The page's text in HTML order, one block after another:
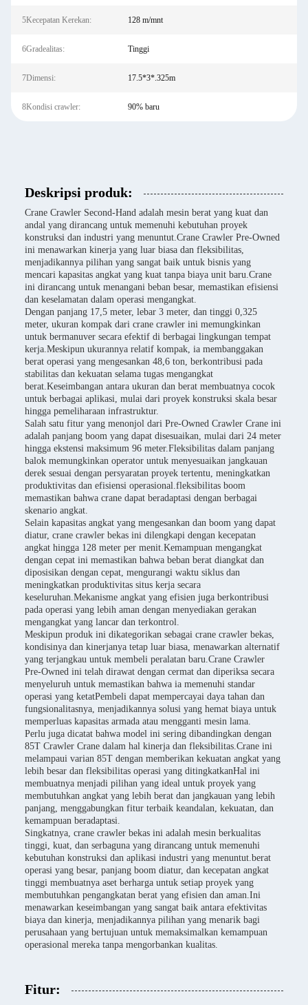
5Kecepatan Kerekan: 128 m/mnt
6Gradealitas: Tinggi
7Dimensi: 17.5*3*.325m
8Kondisi crawler: 90% baru
Deskripsi produk:
Crane Crawler Second-Hand adalah mesin berat yang kuat dan
andal yang dirancang untuk memenuhi kebutuhan proyek
konstruksi dan industri yang menuntut.Crane Crawler Pre-Owned
ini menawarkan kinerja yang luar biasa dan fleksibilitas,
menjadikannya pilihan yang sangat baik untuk bisnis yang
mencari kapasitas angkat yang kuat tanpa biaya unit baru.Crane
ini dirancang untuk menangani beban besar, memastikan efisiensi
dan keselamatan dalam operasi mengangkat.
Dengan panjang 17,5 meter, lebar 3 meter, dan tinggi 0,325
meter, ukuran kompak dari crane crawler ini memungkinkan
untuk bermanuver secara efektif di berbagai lingkungan tempat
kerja.Meskipun ukurannya relatif kompak, ia membanggakan
berat operasi yang mengesankan 48,6 ton, berkontribusi pada
stabilitas dan kekuatan selama tugas mengangkat
berat.Keseimbangan antara ukuran dan berat membuatnya cocok
untuk berbagai aplikasi, mulai dari proyek konstruksi skala besar
hingga pemeliharaan infrastruktur.
Salah satu fitur yang menonjol dari Pre-Owned Crawler Crane ini
adalah panjang boom yang dapat disesuaikan, mulai dari 24 meter
hingga ekstensi maksimum 96 meter.Fleksibilitas dalam panjang
balok memungkinkan operator untuk menyesuaikan jangkauan
derek sesuai dengan persyaratan proyek tertentu, meningkatkan
produktivitas dan efisiensi operasional.fleksibilitas boom
memastikan bahwa crane dapat beradaptasi dengan berbagai
skenario angkat.
Selain kapasitas angkat yang mengesankan dan boom yang dapat
diatur, crane crawler bekas ini dilengkapi dengan kecepatan
angkat hingga 128 meter per menit.Kemampuan mengangkat
dengan cepat ini memastikan bahwa beban berat diangkat dan
diposisikan dengan cepat, mengurangi waktu siklus dan
meningkatkan produktivitas situs kerja secara
keseluruhan.Mekanisme angkat yang efisien juga berkontribusi
pada operasi yang lebih aman dengan menyediakan gerakan
mengangkat yang lancar dan terkontrol.
Meskipun produk ini dikategorikan sebagai crane crawler bekas,
kondisinya dan kinerjanya tetap luar biasa, menawarkan alternatif
yang terjangkau untuk membeli peralatan baru.Crane Crawler
Pre-Owned ini telah dirawat dengan cermat dan diperiksa secara
menyeluruh untuk memastikan bahwa ia memenuhi standar
operasi yang ketatPembeli dapat mempercayai daya tahan dan
fungsionalitasnya, menjadikannya solusi yang hemat biaya untuk
memperluas kapasitas armada atau mengganti mesin lama.
Perlu juga dicatat bahwa model ini sering dibandingkan dengan
85T Crawler Crane dalam hal kinerja dan fleksibilitas.Crane ini
melampaui varian 85T dengan memberikan kekuatan angkat yang
lebih besar dan fleksibilitas operasi yang ditingkatkanHal ini
membuatnya menjadi pilihan yang ideal untuk proyek yang
membutuhkan angkat yang lebih berat dan jangkauan yang lebih
panjang, menggabungkan fitur terbaik keandalan, kekuatan, dan
kemampuan beradaptasi.
Singkatnya, crane crawler bekas ini adalah mesin berkualitas
tinggi, kuat, dan serbaguna yang dirancang untuk memenuhi
kebutuhan konstruksi dan aplikasi industri yang menuntut.berat
operasi yang besar, panjang boom diatur, dan kecepatan angkat
tinggi membuatnya aset berharga untuk setiap proyek yang
membutuhkan pengangkatan berat yang efisien dan aman.Ini
menawarkan keseimbangan yang sangat baik antara efektivitas
biaya dan kinerja, menjadikannya pilihan yang menarik bagi
perusahaan yang bertujuan untuk memaksimalkan kemampuan
operasional mereka tanpa mengorbankan kualitas.
Fitur: